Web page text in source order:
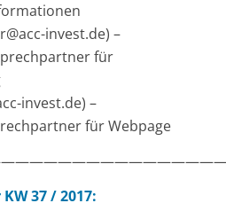
invest.de) –
für
invest.de) –
für Webpage
37 / 2017: